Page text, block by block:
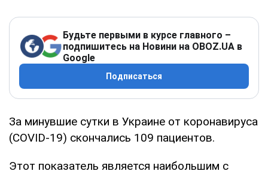
Будьте первыми в курсе главного –
подпишитесь на Новини на OBOZ.UA в
Google
Подписаться
За минувшие сутки в Украине от коронавируса
(COVID-19) скончались 109 пациентов.
Этот показатель является наибольшим с